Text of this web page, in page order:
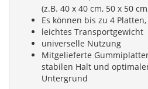
(z.B. 40 x 40 cm, 50 x 50
Es können bis zu 4
leichtes Transportgewicht
universelle Nutzung
Mitgelieferte
stabilen Halt und
Untergrund